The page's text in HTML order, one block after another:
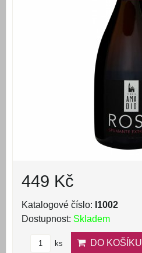
449 Kč
Katalogové číslo: I1002
Dostupnost: Skladem
ks DO KOŠÍKU